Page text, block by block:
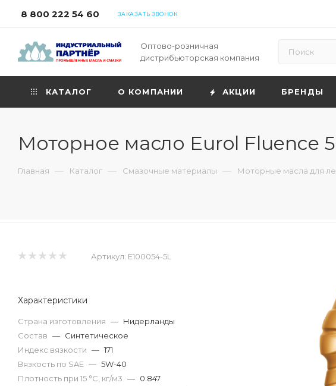
8 800 222 54 60 ЗАКАЗАТЬ ЗВОНОК
Оптово-розничная
дистрибьюторская компания
КАТАЛОГ О КОМПАНИИ АКЦИИ БРЕНДЫ
Моторное масло Eurol Fluence
Главная — Каталог — Смазочные материалы — Моторные масла для
Артикул: E100054-5L
Характеристики
Страна изготовления — Нидерланды
Состав — Синтетическое
Индекс вязкости — 171
Вязкость по SAE — 5W-40
Плотность при 15 °С, кг/м3 — 0.847